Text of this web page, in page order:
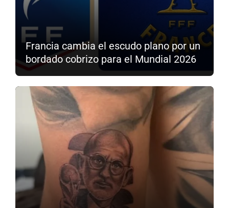
Francia cambia el escudo plano por un
bordado cobrizo para el Mundial 2026